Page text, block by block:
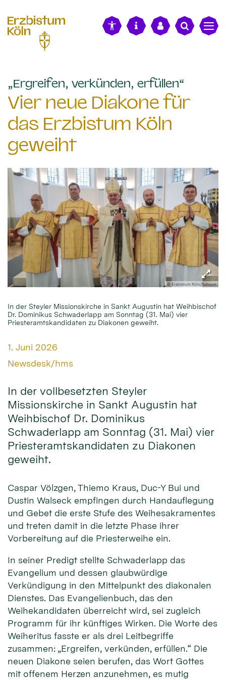
„Ergreifen, verkünden, erfüllen“
Vier neue Diakone für
das Erzbistum Köln
geweiht
© Erzbistum Köln/Schoon
In der Steyler Missionskirche in Sankt Augustin hat Weihbischof
Dr. Dominikus Schwaderlapp am Sonntag (31. Mai) vier
Priesteramtskandidaten zu Diakonen geweiht.
Datum:
1. Juni 2026
Von:
Newsdesk/hms
In der vollbesetzten Steyler
Missionskirche in Sankt Augustin hat
Weihbischof Dr. Dominikus
Schwaderlapp am Sonntag (31. Mai) vier
Priesteramtskandidaten zu Diakonen
geweiht.
Caspar Völzgen, Thiemo Kraus, Duc-Y Bui und
Dustin Walseck empfingen durch Handauflegung
und Gebet die erste Stufe des Weihesakramentes
und treten damit in die letzte Phase ihrer
Vorbereitung auf die Priesterweihe ein.
In seiner Predigt stellte Schwaderlapp das
Evangelium und dessen glaubwürdige
Verkündigung in den Mittelpunkt des diakonalen
Dienstes. Das Evangelienbuch, das den
Weihekandidaten überreicht wird, sei zugleich
Programm für ihr künftiges Wirken. Die Worte des
Weiheritus fasste er als drei Leitbegriffe
zusammen: „Ergreifen, verkünden, erfüllen.“ Die
neuen Diakone seien berufen, das Wort Gottes
mit offenem Herzen anzunehmen, es mutig